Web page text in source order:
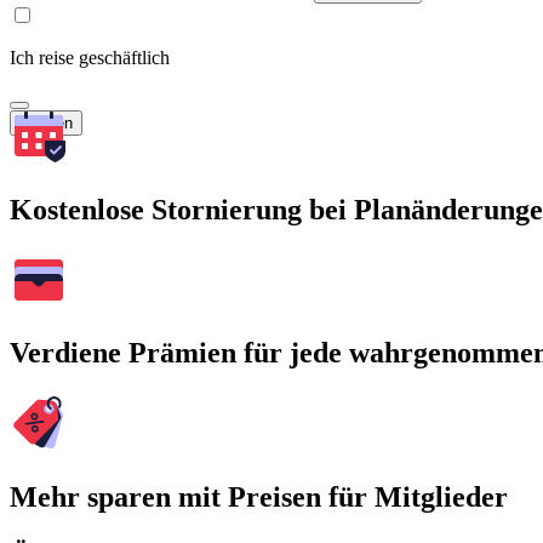
Ich reise geschäftlich
Suchen
Kostenlose Stornierung bei
Verdiene Prämien für jede
Mehr sparen mit Preisen für Mitglieder